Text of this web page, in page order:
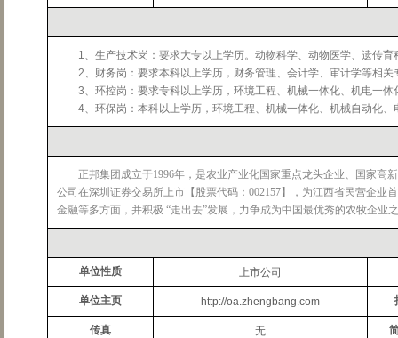
1、生产技术岗：要求大专以上学历。动物科学、动物医学、遗传
2、财务岗：要求本科以上学历，财务管理、会计学、审计学等相关
3、环控岗：要求专科以上学历，环境工程、机械一体化、机电一体
4、环保岗：本科以上学历，环境工程、机械一体化、机械自动化
正邦集团成立于1996年，是农业产业化国家重点龙头企业、国家高
公司在深圳证券交易所上市【股票代码：002157】，为江西省民营企
金融等多方面，并积极 “走出去”发展，力争成为中国最优秀的农牧企业
单位性质 上市公司
单位主页 http://oa.zhengbang.com
传真 无